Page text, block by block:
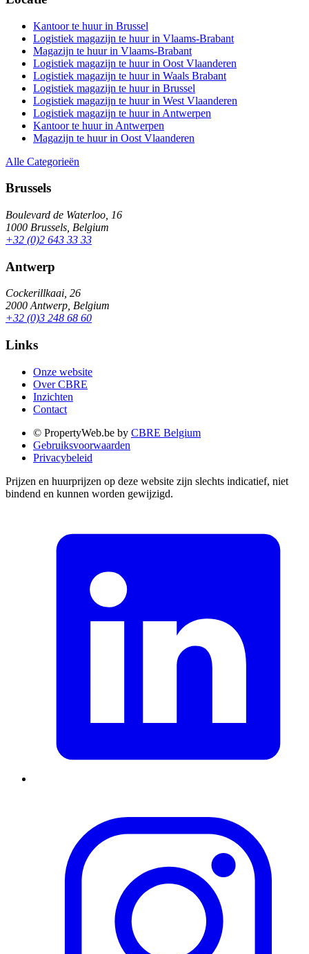
Kantoor te huur in Brussel
Logistiek magazijn te huur in Vlaams-Brabant
Magazijn te huur in Vlaams-Brabant
Logistiek magazijn te huur in Oost Vlaanderen
Logistiek magazijn te huur in Waals Brabant
Logistiek magazijn te huur in Brussel
Logistiek magazijn te huur in West Vlaanderen
Logistiek magazijn te huur in Antwerpen
Kantoor te huur in Antwerpen
Magazijn te huur in Oost Vlaanderen
Alle Categorieën
Brussels
Boulevard de Waterloo, 16
1000 Brussels, Belgium
+32 (0)2 643 33 33
Antwerp
Cockerillkaai, 26
2000 Antwerp, Belgium
+32 (0)3 248 68 60
Links
Onze website
Over CBRE
Inzichten
Contact
© PropertyWeb.be by CBRE Belgium
Gebruiksvoorwaarden
Privacybeleid
Prijzen en huurprijzen op deze website zijn slechts indicatief, niet
bindend en kunnen worden gewijzigd.